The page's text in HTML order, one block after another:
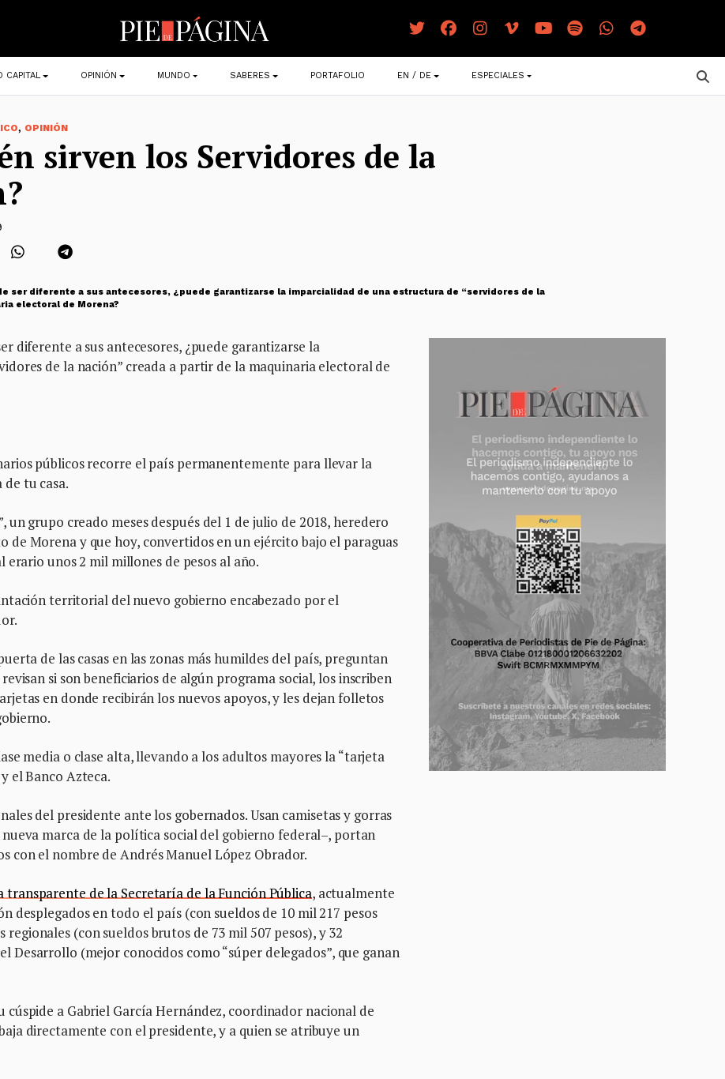
CAPITAL OPINIÓN MUNDO SABERES PORTAFOLIO EN / DE ESPECIALES
, OPINIÓN
sirven los Servidores de la
ser diferente a sus antecesores, ¿puede garantizarse la imparcialidad de una estructura de “servidores de la
electoral de Morena?
diferente a sus antecesores, ¿puede garantizarse la
de la nación” creada a partir de la maquinaria electoral de
públicos recorre el país permanentemente para llevar la
tu casa.
un grupo creado meses después del 1 de julio de 2018, heredero
de Morena y que hoy, convertidos en un ejército bajo el paraguas
unos 2 mil millones de pesos al año.
territorial del nuevo gobierno encabezado por el
de las casas en las zonas más humildes del país, preguntan
si son beneficiarios de algún programa social, los inscriben
en donde recibirán los nuevos apoyos, y les dejan folletos
media o clase alta, llevando a los adultos mayores la “tarjeta
el Banco Azteca.
del presidente ante los gobernados. Usan camisetas y gorras
marca de la política social del gobierno federal–, portan
con el nombre de Andrés Manuel López Obrador.
de la Secretaría de la Función Pública, actualmente
desplegados en todo el país (con sueldos de 10 mil 217 pesos
(con sueldos brutos de 73 mil 507 pesos), y 32
Desarrollo (mejor conocidos como “súper delegados”, que ganan
a Gabriel García Hernández, coordinador nacional de
directamente con el presidente, y a quien se atribuye un